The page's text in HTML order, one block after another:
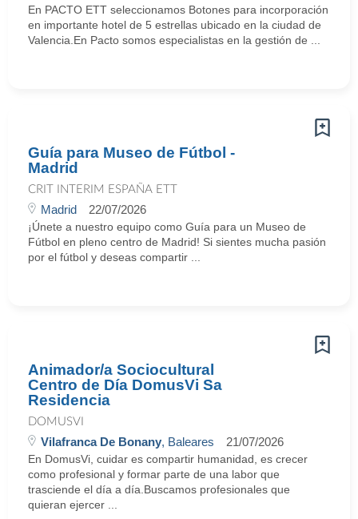
En PACTO ETT seleccionamos Botones para incorporación
en importante hotel de 5 estrellas ubicado en la ciudad de
Valencia.En Pacto somos especialistas en la gestión de ...
Guía para Museo de Fútbol -
Madrid
CRIT INTERIM ESPAÑA ETT
Madrid 22/07/2026
¡Únete a nuestro equipo como Guía para un Museo de
Fútbol en pleno centro de Madrid! Si sientes mucha pasión
por el fútbol y deseas compartir ...
Animador/a Sociocultural
Centro de Día DomusVi Sa
Residencia
DOMUSVI
Vilafranca De Bonany, Baleares 21/07/2026
En DomusVi, cuidar es compartir humanidad, es crecer
como profesional y formar parte de una labor que
trasciende el día a día.Buscamos profesionales que
quieran ejercer ...